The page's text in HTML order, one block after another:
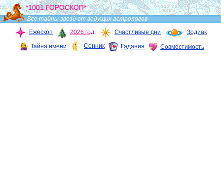
*1001 ГОРОСКОП*
Все тайны звезд от ведущих астрологов
Ежескоп
2026 год Счастливые дни Зодиак
Тайна имени Сонник Гадания Совместимость